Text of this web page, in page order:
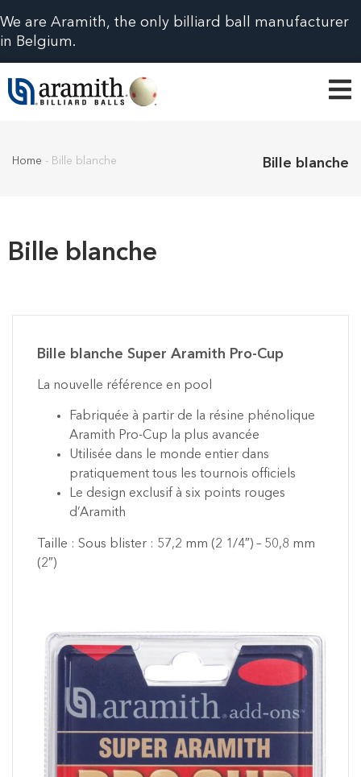
We are Aramith, the only billiard ball manufacturer
in Belgium.
Home - Bille blanche Bille blanche
Bille blanche
Bille blanche Super Aramith Pro-Cup
La nouvelle référence en pool
Fabriquée à partir de la résine phénolique
Aramith Pro-Cup la plus avancée
Utilisée dans le monde entier dans
pratiquement tous les tournois officiels
Le design exclusif à six points rouges
d’Aramith
Taille : Sous blister : 57,2 mm (2 1/4″) – 50,8 mm
(2″)